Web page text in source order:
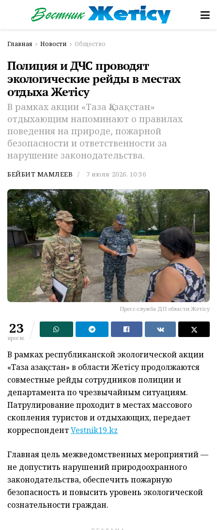
Главная Новости Общество
Полиция и ДЧС проводят
экологические рейды в местах
отдыха Жетісу
В рамках акции «Таза Қазақстан»
отдыхающим напоминают о правилах
поведения на природе, пожарной
безопасности и ответственности за
нарушение законодательства.
БЕЙБИТ МАМЛЕЕВ 7 июля 2026, 10:36
Пресс-служба ДП области Жетісу
23
просм.
В рамках республиканской экологической акции
«Таза Қазақстан» в области Жетісу продолжаются
совместные рейды сотрудников полиции и
департамента по чрезвычайным ситуациям.
Патрулирование проходит в местах массового
скопления туристов и отдыхающих, передает
корреспондентVestnik19.kz
Главная цель межведомственных мероприятий —
не допустить нарушений природоохранного
законодательства, обеспечить пожарную
безопасность и повысить уровень экологической
сознательности граждан.